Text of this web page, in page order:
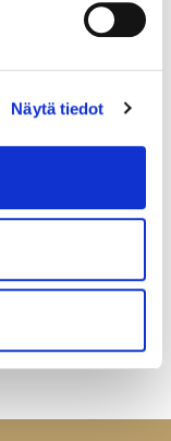
Näytä tiedot